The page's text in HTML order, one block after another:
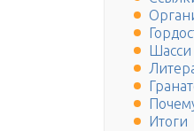
Шасси
Итоги